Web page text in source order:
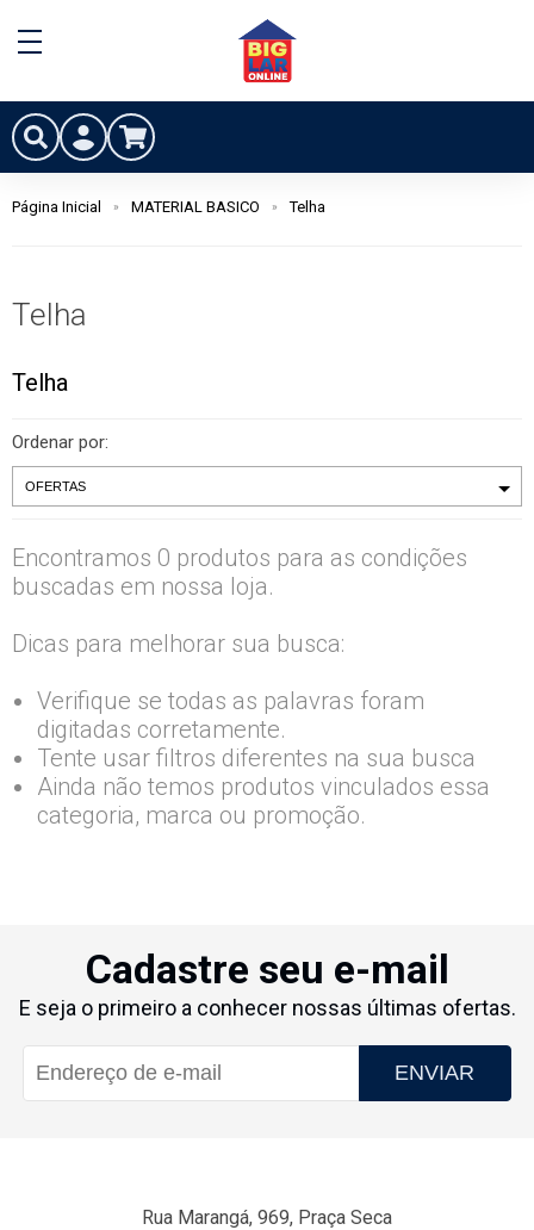
Página Inicial MATERIAL BASICO Telha
Telha
Telha
Ordenar por:
Encontramos 0 produtos para as condições
buscadas em nossa loja.
Dicas para melhorar sua busca:
Verifique se todas as palavras foram
digitadas corretamente.
Tente usar filtros diferentes na sua busca
Ainda não temos produtos vinculados essa
categoria, marca ou promoção.
Cadastre seu e-mail
E seja o primeiro a conhecer nossas últimas ofertas.
ENVIAR
Rua Marangá, 969, Praça Seca